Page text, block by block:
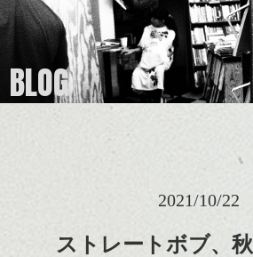
BLOG
2021/10/22
ストレートボブ、